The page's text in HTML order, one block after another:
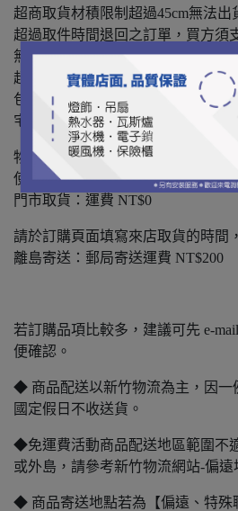
超商取貨材積限制超過45cm無法出
超過取件時間退回之訂單，買方須
無法因此取消該筆訂單。
超取請提供完整真實中文姓名(同身
包裏退回，買方須支付再次寄送之
宅配貨運：運費 NT$150
物流時間約1-2天。
使用新竹物流貨運配送。
門市取貨：運費 NT$0
請於訂購頁面填寫來店取貨的時間
離島寄送：郵局寄送運費 NT$200
若訂購品項比較多，建議可先 e-
便確認。
◆ 商品配送以新竹物流為主，因一
國定假日不收送貨。
◆免運費活動商品配送地區範圍不
或外島，請參考新竹物流網站-偏遠
◆ 商品寄送地點若為【偏遠、特殊